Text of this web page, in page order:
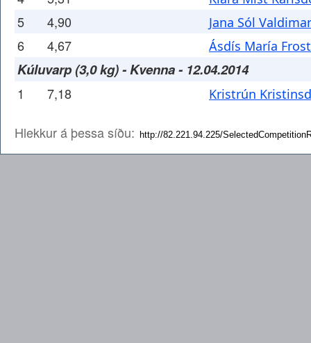
5 4,90 Jana Sól
6 4,67 Ásdís María
Kúluvarp (3,0 kg) - Kvenna - 12.04.2014
1 7,18 Kristrún
Hlekkur á þessa síðu: